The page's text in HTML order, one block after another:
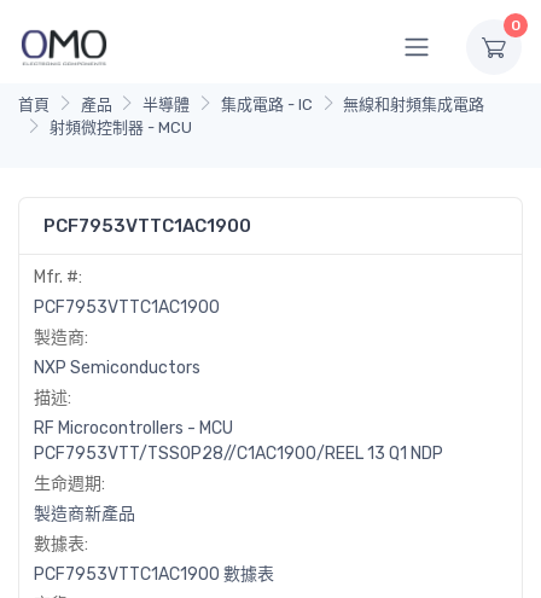
0
首頁 產品 半導體 集成電路 - IC
無線和射頻集成電路
射頻微控制器 - MCU
PCF7953VTTC1AC1900
Mfr. #:
PCF7953VTTC1AC1900
製造商:
NXP Semiconductors
描述:
RF Microcontrollers - MCU
PCF7953VTT/TSSOP28//C1AC1900/REEL 13 Q1 NDP
生命週期:
製造商新產品
數據表:
PCF7953VTTC1AC1900 數據表